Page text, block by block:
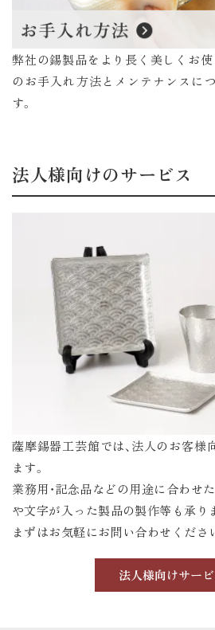
弊社の錫製品をより長く美しくお使
のお手入れ方法とメンテナンスに
す。
法人様向けのサービス
薩摩錫器工芸館では、法人のお客様
ます。
業務用・記念品などの用途に合わせ
や文字が入った製品の製作等も承り
まずはお気軽にお問い合わせくださ
法人様向けサー